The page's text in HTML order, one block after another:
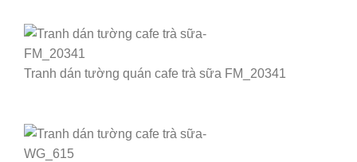
Tranh dán tường quán cafe trà sữa FM_20341